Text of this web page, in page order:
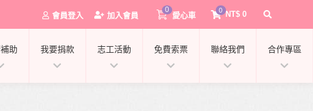
會員登入 加入會員
0
愛心車 NT$ 0
0
助 我要捐款 志工活動 免費索票 聯絡我們 合作專區